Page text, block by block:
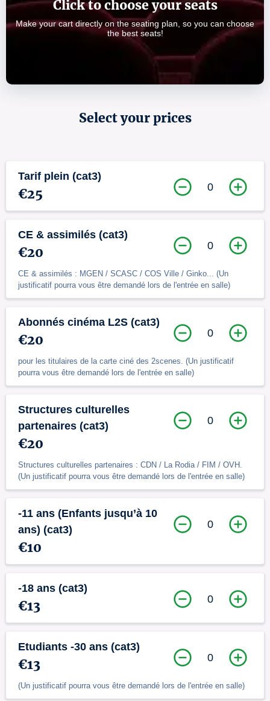
Click to choose your seats
Make your cart directly on the seating plan, so you can choose
the best seats!
Select your prices
Tarif plein (cat3)
€25 0
CE & assimilés (cat3)
€20
CE & assimilés : MGEN / SCASC / COS Ville / Ginko... (Un
justificatif pourra vous être demandé lors de l'entrée en salle)
0
Abonnés cinéma L2S (cat3)
€20
pour les titulaires de la carte ciné des 2scenes. (Un justificatif
pourra vous être demandé lors de l'entrée en salle)
0
Structures culturelles
partenaires (cat3)
€20
Structures culturelles partenaires : CDN / La Rodia / FIM / OVH.
(Un justificatif pourra vous être demandé lors de l'entrée en salle)
0
-11 ans (Enfants jusqu’à 10
ans) (cat3)
€10
0
-18 ans (cat3)
€13 0
Etudiants -30 ans (cat3)
€13
(Un justificatif pourra vous être demandé lors de l'entrée en salle)
0